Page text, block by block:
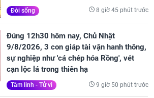
Đời sống 8 giờ 45 phút trước
Đúng 12h30 hôm nay, Chủ Nhật
9/8/2026, 3 con giáp tài vận hanh thông,
sự nghiệp như 'cá chép hóa Rồng', vét
cạn lộc lá trong thiên hạ
Tâm linh - Tử vi 9 giờ 50 phút trước